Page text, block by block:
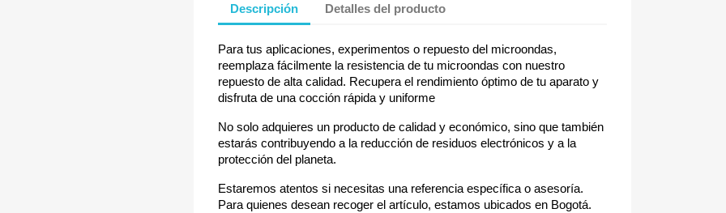
Descripción Detalles del producto
Para tus aplicaciones, experimentos o repuesto del microondas,
reemplaza fácilmente la resistencia de tu microondas con nuestro
repuesto de alta calidad. Recupera el rendimiento óptimo de tu aparato y
disfruta de una cocción rápida y uniforme
No solo adquieres un producto de calidad y económico, sino que también
estarás contribuyendo a la reducción de residuos electrónicos y a la
protección del planeta.
Estaremos atentos si necesitas una referencia específica o asesoría.
Para quienes desean recoger el artículo, estamos ubicados en Bogotá.